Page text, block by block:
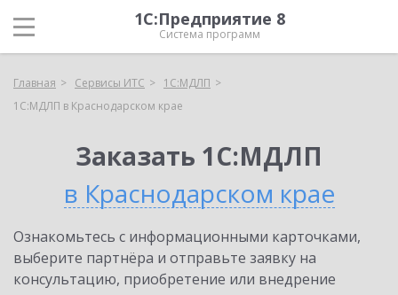
1С:Предприятие 8
Система программ
Главная Сервисы ИТС
1С:МДЛП
1С:МДЛП в Краснодарском крае
Заказать 1С:МДЛП
в Краснодарском крае
Ознакомьтесь с информационными карточками,
выберите партнёра и отправьте заявку на
консультацию, приобретение или внедрение